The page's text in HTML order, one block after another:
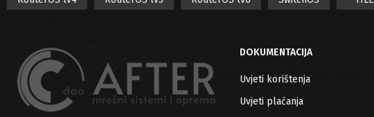
DOKUMENTACIJA
Uvjeti korištenja
Uvjeti plaćanja